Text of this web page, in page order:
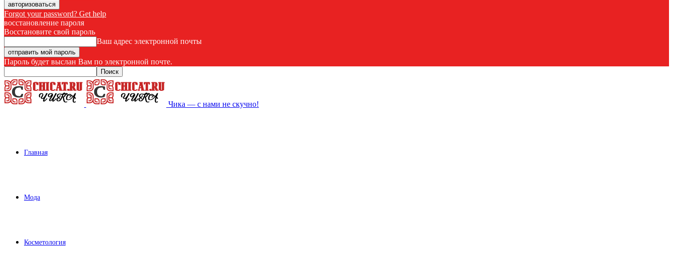
Forgot your password? Get help
восстановление пароля
Восстановите свой пароль
Ваш адрес электронной почты
Пароль будет выслан Вам по электронной почте.
Чика — с нами не скучно!
Главная
Мода
Косметология